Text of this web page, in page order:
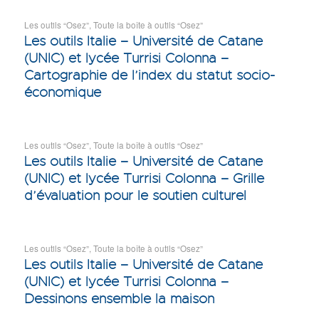
Les outils “Osez”, Toute la boîte à outils “Osez”
Les outils Italie – Université de Catane
(UNIC) et lycée Turrisi Colonna –
Cartographie de l’index du statut socio-
économique
Les outils “Osez”, Toute la boîte à outils “Osez”
Les outils Italie – Université de Catane
(UNIC) et lycée Turrisi Colonna – Grille
d’évaluation pour le soutien culturel
Les outils “Osez”, Toute la boîte à outils “Osez”
Les outils Italie – Université de Catane
(UNIC) et lycée Turrisi Colonna –
Dessinons ensemble la maison